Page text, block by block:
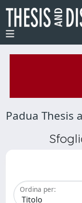
Padua Thesis
Ordina per: